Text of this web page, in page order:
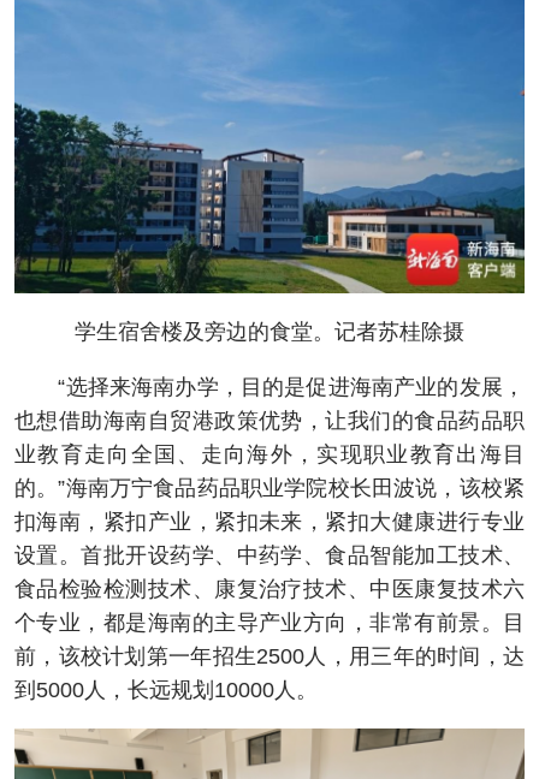
学生宿舍楼及旁边的食堂。记者苏桂除摄
“选择来海南办学，目的是促进海南产业的发展，
也想借助海南自贸港政策优势，让我们的食品药品职
业教育走向全国、走向海外，实现职业教育出海目
的。”海南万宁食品药品职业学院校长田波说，该校紧
扣海南，紧扣产业，紧扣未来，紧扣大健康进行专业
设置。首批开设药学、中药学、食品智能加工技术、
食品检验检测技术、康复治疗技术、中医康复技术六
个专业，都是海南的主导产业方向，非常有前景。目
前，该校计划第一年招生2500人，用三年的时间，达
到5000人，长远规划10000人。